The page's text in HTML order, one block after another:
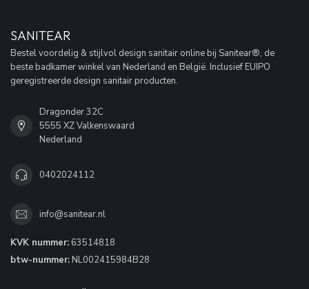
SANITEAR
Bestel voordelig & stijlvol design sanitair online bij Sanitear®, de
beste badkamer winkel van Nederland en België. Inclusief EUIPO
geregistreerde design sanitair producten.
Dragonder 32C
5555 XZ Valkenswaard
Nederland
0402024112
info@sanitear.nl
KVK nummer: 63514818
btw-nummer: NL002415984B28